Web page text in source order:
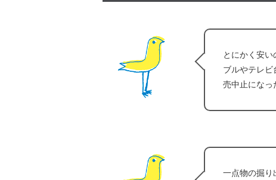
とにかく安
ブルやテレビ
売中止になっ
一点物の掘り